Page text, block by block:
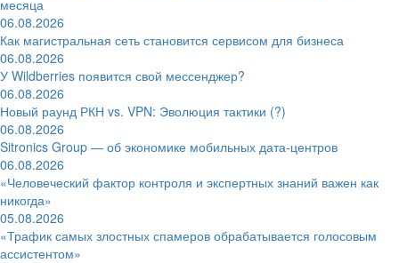
месяца
06.08.2026
Как магистральная сеть становится сервисом для бизнеса
06.08.2026
У Wildberries появится свой мессенджер?
06.08.2026
Новый раунд РКН vs. VPN: Эволюция тактики (?)
06.08.2026
Sitronics Group — об экономике мобильных дата-центров
06.08.2026
«Человеческий фактор контроля и экспертных знаний важен как
никогда»
05.08.2026
«Трафик самых злостных спамеров обрабатывается голосовым
ассистентом»